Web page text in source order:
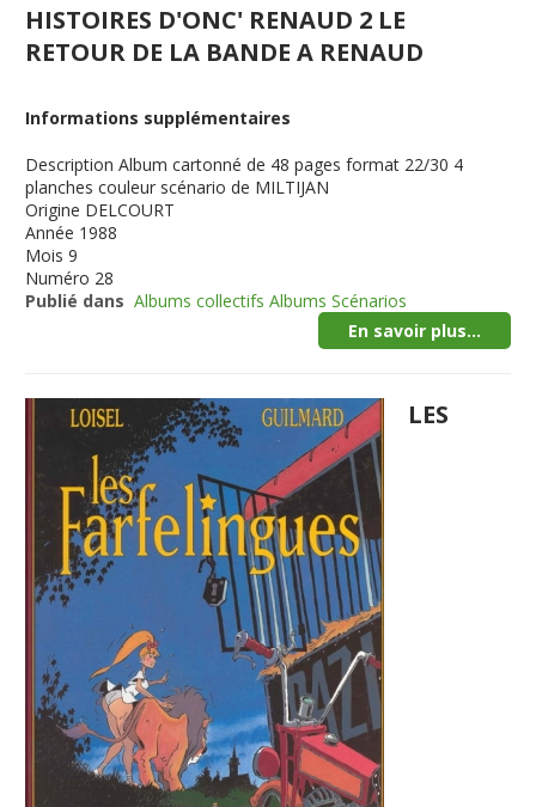
HISTOIRES D'ONC' RENAUD 2 LE
RETOUR DE LA BANDE A RENAUD
Informations supplémentaires
Description Album cartonné de 48 pages format 22/30 4
planches couleur scénario de MILTIJAN
Origine DELCOURT
Année 1988
Mois 9
Numéro 28
Publié dans Albums collectifs Albums Scénarios
En savoir plus...
LES